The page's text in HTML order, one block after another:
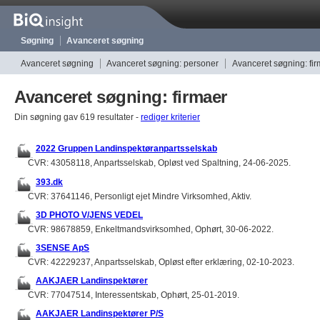
Søgning Avanceret søgning
Avanceret søgning Avanceret søgning: personer Avanceret søgning:
Avanceret søgning: firmaer
Din søgning gav 619 resultater - rediger kriterier
2022 Gruppen Landinspektøranpartsselskab
CVR: 43058118, Anpartsselskab, Opløst ved Spaltning, 24-06-2025.
393.dk
CVR: 37641146, Personligt ejet Mindre Virksomhed, Aktiv.
3D PHOTO V/JENS VEDEL
CVR: 98678859, Enkeltmandsvirksomhed, Ophørt, 30-06-2022.
3SENSE ApS
CVR: 42229237, Anpartsselskab, Opløst efter erklæring, 02-10-2023.
AAKJAER Landinspektører
CVR: 77047514, Interessentskab, Ophørt, 25-01-2019.
AAKJAER Landinspektører P/S